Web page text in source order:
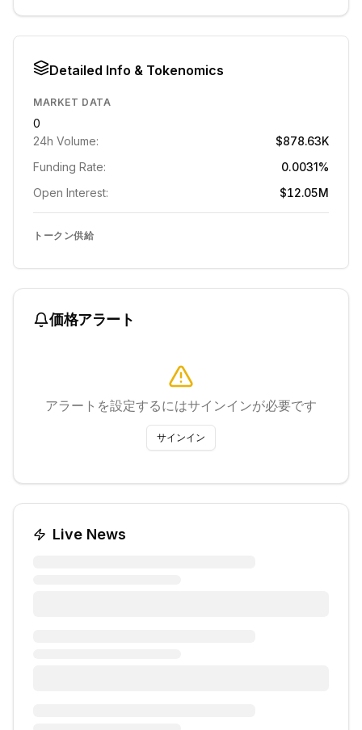
Detailed Info & Tokenomics
MARKET DATA
0
24h Volume:
$878.63K
Funding Rate:
0.0031%
Open Interest:
$12.05M
トークン供給
価格アラート
アラートを設定するにはサインインが必要です
サインイン
Live News